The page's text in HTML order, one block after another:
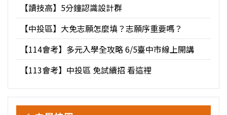
【讀技高】5分鐘認識設計群
【中投區】大免志願怎麼填？志願序重要嗎？
【114會考】多元入學全攻略 6/5臺中市線上開講
【113會考】中投區 免試續招 看這裡